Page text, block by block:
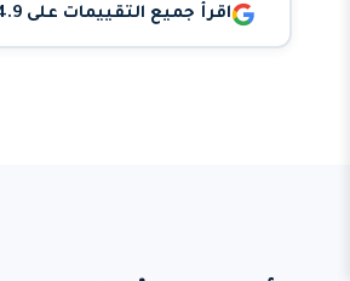
اقرأ جميع التقييمات على Google ⭐ 4.9